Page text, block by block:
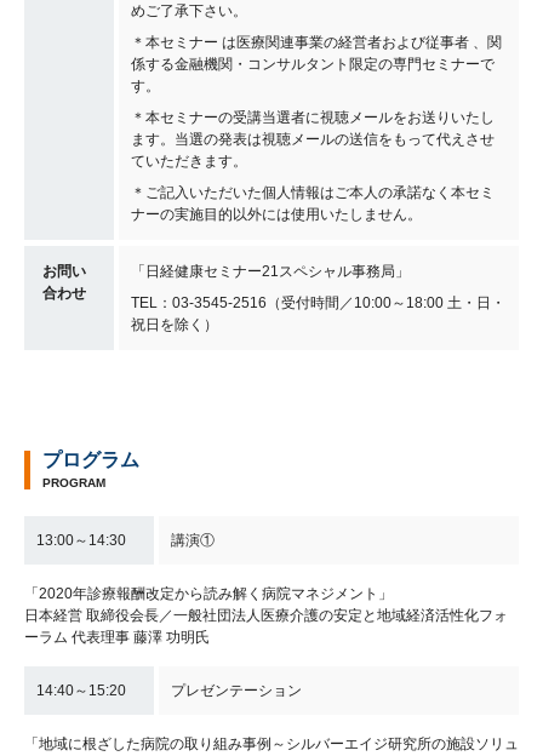
めご了承下さい。
＊本セミナー は医療関連事業の経営者および従事者 、関
係する金融機関・コンサルタント限定の専門セミナーで
す。
＊本セミナーの受講当選者に視聴メールをお送りいたし
ます。当選の発表は視聴メールの送信をもって代えさせ
ていただきます。
＊ご記入いただいた個人情報はご本人の承諾なく本セミ
ナーの実施目的以外には使用いたしません。
お問い
合わせ
「日経健康セミナー21スペシャル事務局」
TEL：03-3545-2516（受付時間／10:00～18:00 土・日・
祝日を除く）
プログラム
PROGRAM
13:00～14:30 講演①
「2020年診療報酬改定から読み解く病院マネジメント」
日本経営 取締役会長／一般社団法人医療介護の安定と地域経済活性化フォ
ーラム 代表理事 藤澤 功明氏
14:40～15:20 プレゼンテーション
「地域に根ざした病院の取り組み事例～シルバーエイジ研究所の施設ソリュ